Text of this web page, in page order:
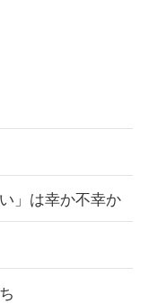
」は幸か不幸か